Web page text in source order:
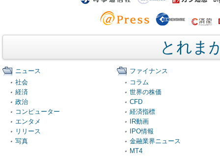
とれま
ニュース
社会
経済
政治
コンピューター
エンタメ
リリース
写真
ファイナンス
コラム
世界の株価
CFD
経済指標
IR動画
IPO情報
金融業界ニュース
MT4